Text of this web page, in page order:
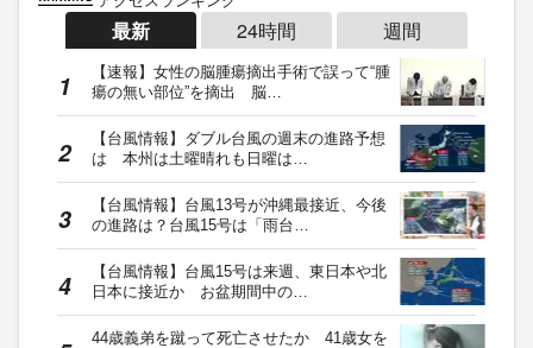
最新 24時間 週間
【速報】女性の脳腫瘍摘出手術で誤って“腫
瘍の無い部位”を摘出 脳…
【台風情報】ダブル台風の週末の進路予想
は 本州は土曜晴れも日曜は…
【台風情報】台風13号が沖縄最接近、今後
の進路は？台風15号は「雨台…
【台風情報】台風15号は来週、東日本や北
日本に接近か お盆期間中の…
44歳義弟を蹴って死亡させたか 41歳女を